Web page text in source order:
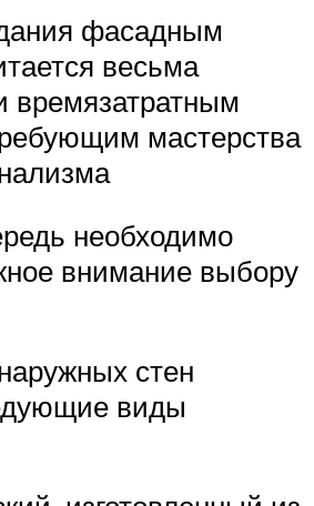
фасадным
весьма
времязатратным
мастерства
необходимо
внимание выбору
стен
виды